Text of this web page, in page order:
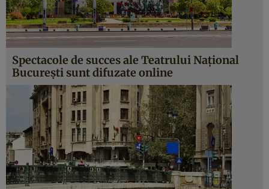
Spectacole de succes ale Teatrului Naţional
Bucureşti sunt difuzate online